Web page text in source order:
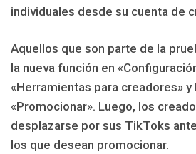
individuales desde su cuenta de
Aquellos que son parte de la
la nueva función en
«Herramientas para creadores» y
«Promocionar». Luego, los
desplazarse por sus TikToks
los que desean promocionar.